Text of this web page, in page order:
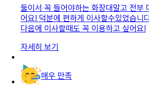
둘이서 꼭 들어야하는 화장대말고 전부
어요! 덕분에 편하게 이사할수있었습니
다음에 이사할때도 꼭 이용하고 싶어요!
자세히 보기
매우 만족